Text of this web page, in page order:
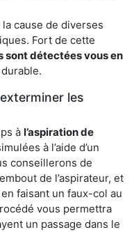
cause de diverses
Fort de cette
sont détectées vous en
les
à l’aspiration de
à l’aide d’un
conseillerons de
de l’aspirateur, et
faisant un faux-col au
vous permettra
un passage dans le